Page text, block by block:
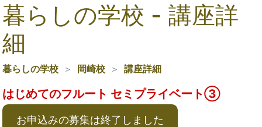
暮らしの学校 - 講座詳
細
暮らしの学校 岡崎校 講座詳細
はじめてのフルート セミプライベート③
お申込みの募集は終了しました